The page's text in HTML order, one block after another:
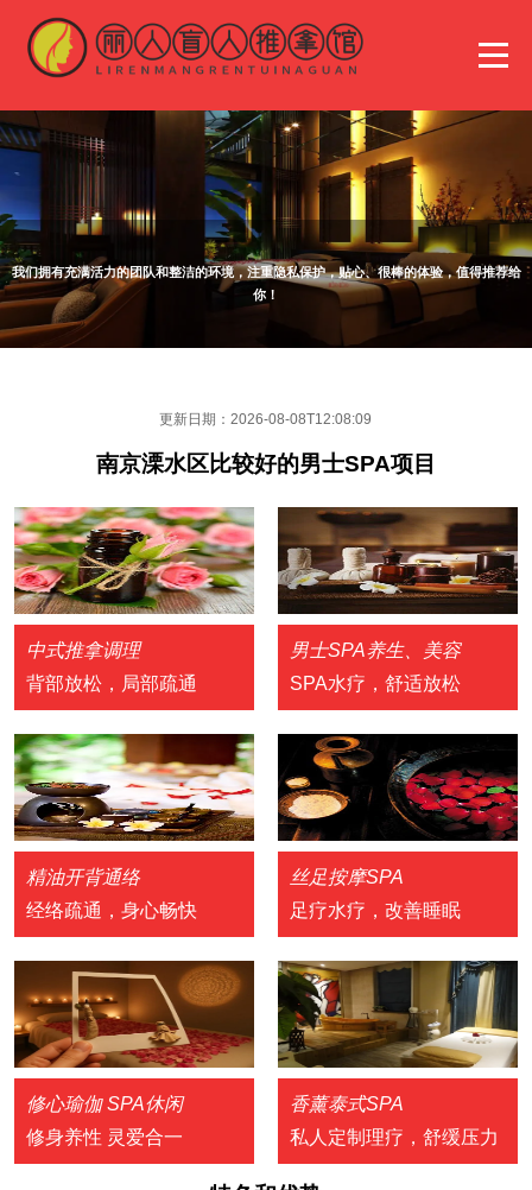
南京溧水区比较好的男士SPA
主要有精油SPA、背部放松、舒适康体、推拿理疗等
我们拥有‌充满活力的团队和整洁的环境，注重隐私保护，贴心、很棒的体验，值得推荐给
你！
更新日期：2026-08-08T12:08:09
南京溧水区比较好的男士SPA项目
中式推拿调理
背部放松，局部疏通
男士SPA养生、美容
SPA水疗，舒适放松
精油开背通络
经络疏通，身心畅快
丝足按摩SPA
足疗水疗，改善睡眠
修心瑜伽 SPA休闲
修身养性 灵爱合一
香薰泰式SPA
私人定制理疗，舒缓压力